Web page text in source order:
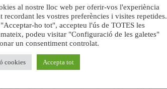
grup valencià de música pop habitual en
disc, titulat “Patraix”. Per la seua
de Guipúscoa per a atraure al nou públic
a referents del indie-pop nacional.
es troben “Mislata 22.02” de la
al nostre lloc web per oferir-vos l'experiència
recordant les vostres preferències i visites repetides.
ho tot", accepteu l'ús de TOTES les
podeu visitar "Configuració de les galetes"
un consentiment controlat.
cookies Accepta tot